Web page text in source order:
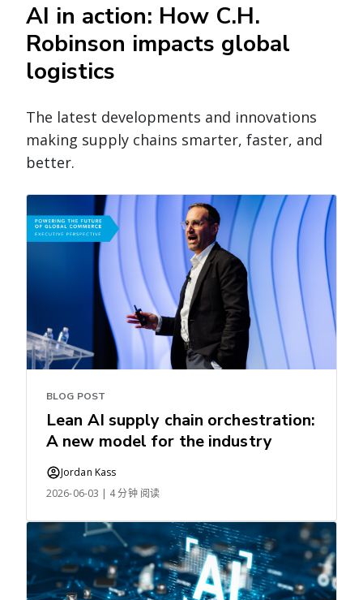
AI in action: How C.H.
Robinson impacts global
logistics
The latest developments and innovations
making supply chains smarter, faster, and
better.
BLOG POST
Lean AI supply chain orchestration:
A new model for the industry
Jordan Kass
2026-06-03 | 4 分钟 阅读